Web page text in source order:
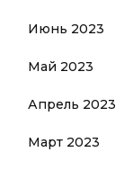
Июнь 2023
Май 2023
Апрель 2023
Март 2023